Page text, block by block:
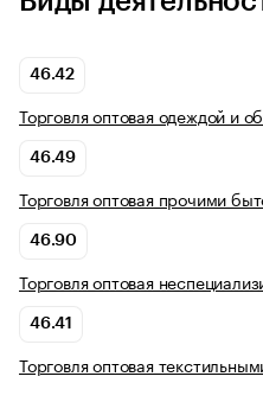
46.42
Торговля оптовая одеждой и
46.49
Торговля оптовая прочими
46.90
Торговля оптовая
46.41
Торговля оптовая